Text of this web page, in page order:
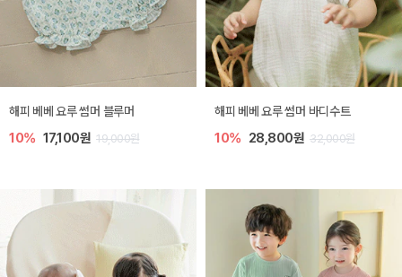
해피 베베 요루 썸머 블루머
10% 17,100원 19,000원
해피 베베 요루 썸머 바디수트
10% 28,800원 32,000원